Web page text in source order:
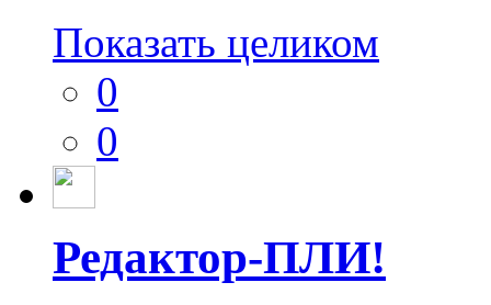
Показать целиком
0
0
Редактор-ПЛИ!